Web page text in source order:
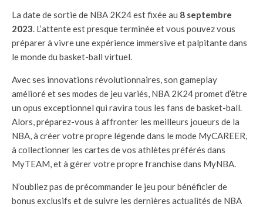
La date de sortie de NBA 2K24 est fixée au 8 septembre
2023. L’attente est presque terminée et vous pouvez vous
préparer à vivre une expérience immersive et palpitante dans
le monde du basket-ball virtuel.
Avec ses innovations révolutionnaires, son gameplay
amélioré et ses modes de jeu variés, NBA 2K24 promet d’être
un opus exceptionnel qui ravira tous les fans de basket-ball.
Alors, préparez-vous à affronter les meilleurs joueurs de la
NBA, à créer votre propre légende dans le mode MyCAREER,
à collectionner les cartes de vos athlètes préférés dans
MyTEAM, et à gérer votre propre franchise dans MyNBA.
N’oubliez pas de précommander le jeu pour bénéficier de
bonus exclusifs et de suivre les dernières actualités de NBA